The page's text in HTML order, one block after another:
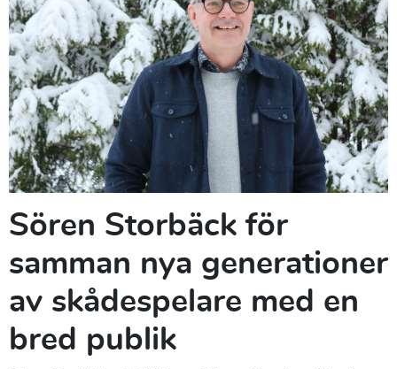
Sören Storbäck för
samman nya generationer
av skådespelare med en
bred publik